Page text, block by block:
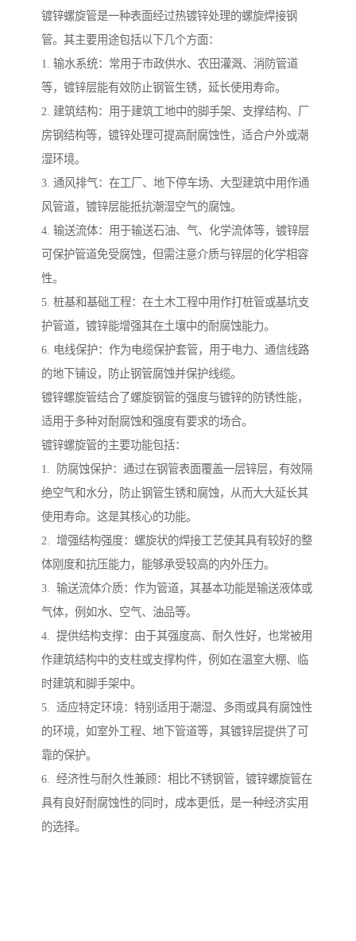
镀锌螺旋管是一种表面经过热镀锌处理的螺旋焊接钢
管。其主要用途包括以下几个方面：
1. 输水系统：常用于市政供水、农田灌溉、消防管道
等，镀锌层能有效防止钢管生锈，延长使用寿命。
2. 建筑结构：用于建筑工地中的脚手架、支撑结构、厂
房钢结构等，镀锌处理可提高耐腐蚀性，适合户外或潮
湿环境。
3. 通风排气：在工厂、地下停车场、大型建筑中用作通
风管道，镀锌层能抵抗潮湿空气的腐蚀。
4. 输送流体：用于输送石油、气、化学流体等，镀锌层
可保护管道免受腐蚀，但需注意介质与锌层的化学相容
性。
5. 桩基和基础工程：在土木工程中用作打桩管或基坑支
护管道，镀锌能增强其在土壤中的耐腐蚀能力。
6. 电线保护：作为电缆保护套管，用于电力、通信线路
的地下铺设，防止钢管腐蚀并保护线缆。
镀锌螺旋管结合了螺旋钢管的强度与镀锌的防锈性能，
适用于多种对耐腐蚀和强度有要求的场合。
镀锌螺旋管的主要功能包括：
1. 防腐蚀保护：通过在钢管表面覆盖一层锌层，有效隔
绝空气和水分，防止钢管生锈和腐蚀，从而大大延长其
使用寿命。这是其核心的功能。
2. 增强结构强度：螺旋状的焊接工艺使其具有较好的整
体刚度和抗压能力，能够承受较高的内外压力。
3. 输送流体介质：作为管道，其基本功能是输送液体或
气体，例如水、空气、油品等。
4. 提供结构支撑：由于其强度高、耐久性好，也常被用
作建筑结构中的支柱或支撑构件，例如在温室大棚、临
时建筑和脚手架中。
5. 适应特定环境：特别适用于潮湿、多雨或具有腐蚀性
的环境，如室外工程、地下管道等，其镀锌层提供了可
靠的保护。
6. 经济性与耐久性兼顾：相比不锈钢管，镀锌螺旋管在
具有良好耐腐蚀性的同时，成本更低，是一种经济实用
的选择。